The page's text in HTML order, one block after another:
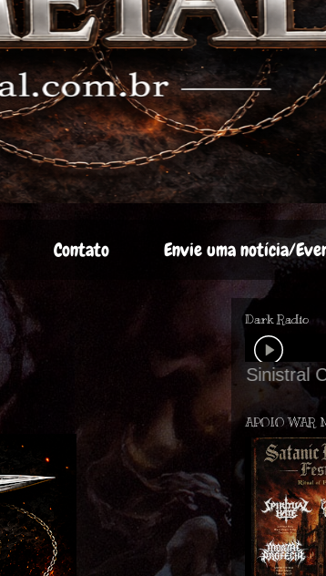
Contato Envie uma notícia/
Dark Radio
APOIO WAR